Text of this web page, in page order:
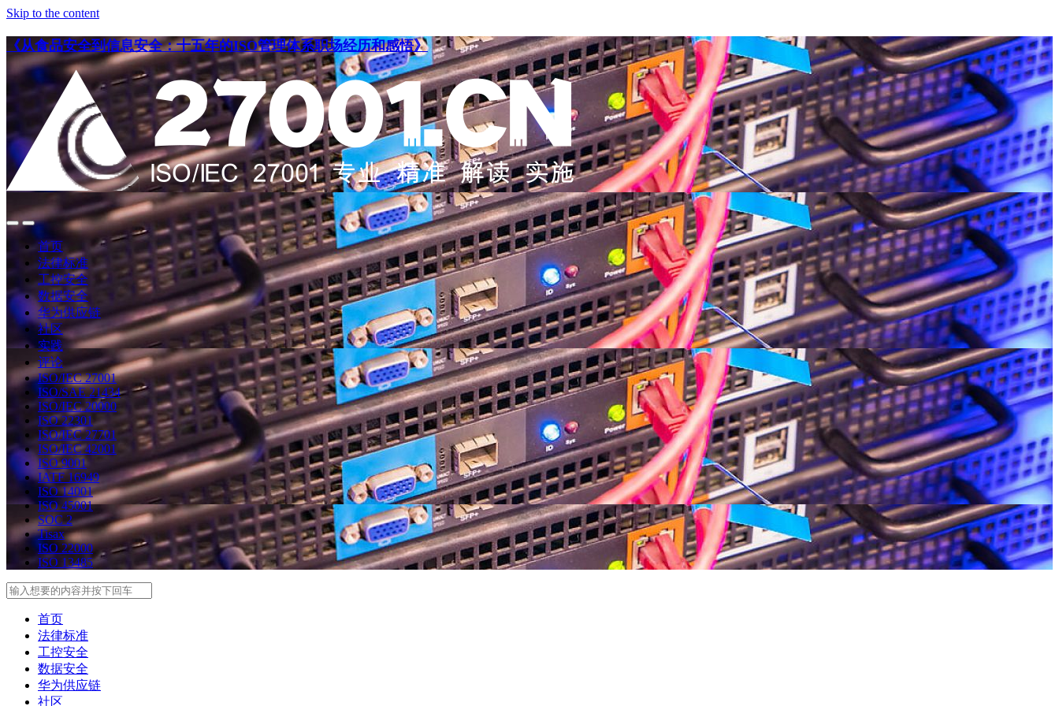
Skip to the content
《从食品安全到信息安全：十五年的ISO管理体系职场经历和感悟》
点
索
点
此
看
导
航
首页
法律标准
工控安全
数据安全
华为供应链
社区
实践
评论
ISO/IEC 27001
ISO/SAE 21434
ISO/IEC 20000
ISO 22301
ISO/IEC 27701
ISO/IEC 42001
ISO 9001
IATF 16949
ISO 14001
ISO 45001
SOC 2
Tisax
ISO 22000
ISO 13485
首页
法律标准
工控安全
数据安全
华为供应链
社区